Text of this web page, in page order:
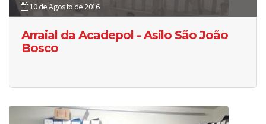
10 de Agosto de 2016
Arraial da Acadepol - Asilo São João
Bosco